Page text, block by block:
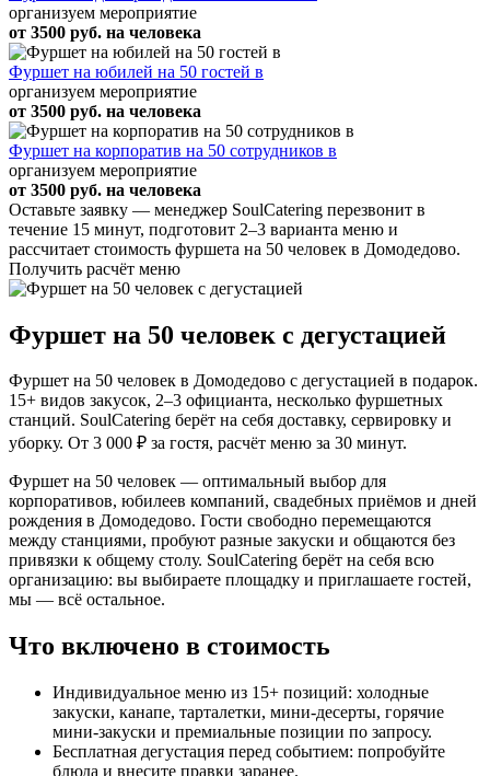
организуем мероприятие
от 3500 руб. на человека
Фуршет на юбилей на 50 гостей в
организуем мероприятие
от 3500 руб. на человека
Фуршет на корпоратив на 50 сотрудников в
организуем мероприятие
от 3500 руб. на человека
Оставьте заявку — менеджер SoulCatering перезвонит в
течение 15 минут, подготовит 2–3 варианта меню и
рассчитает стоимость фуршета на 50 человек в Домодедово.
Получить расчёт меню
Фуршет на 50 человек с дегустацией
Фуршет на 50 человек в Домодедово с дегустацией в подарок.
15+ видов закусок, 2–3 официанта, несколько фуршетных
станций. SoulCatering берёт на себя доставку, сервировку и
уборку. От 3 000 ₽ за гостя, расчёт меню за 30 минут.
Фуршет на 50 человек — оптимальный выбор для
корпоративов, юбилеев компаний, свадебных приёмов и дней
рождения в Домодедово. Гости свободно перемещаются
между станциями, пробуют разные закуски и общаются без
привязки к общему столу. SoulCatering берёт на себя всю
организацию: вы выбираете площадку и приглашаете гостей,
мы — всё остальное.
Что включено в стоимость
Индивидуальное меню из 15+ позиций: холодные
закуски, канапе, тарталетки, мини-десерты, горячие
мини-закуски и премиальные позиции по запросу.
Бесплатная дегустация перед событием: попробуйте
блюда и внесите правки заранее.